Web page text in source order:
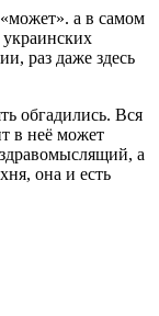
а в самом
раз даже здесь
обгадились. Вся
в неё может
а
она и есть